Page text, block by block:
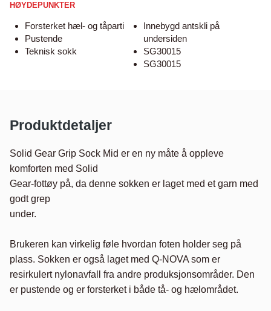
HØYDEPUNKTER
Forsterket hæl- og tåparti
Pustende
Teknisk sokk
Innebygd antskli på
undersiden
SG30015
SG30015
Produktdetaljer
Solid Gear Grip Sock Mid er en ny måte å oppleve
komforten med Solid
Gear-fottøy på, da denne sokken er laget med et garn med
godt grep
under.
Brukeren kan virkelig føle hvordan foten holder seg på
plass. Sokken er også laget med Q-NOVA som er
resirkulert nylonavfall fra andre produksjonsområder. Den
er pustende og er forsterket i både tå- og hælområdet.